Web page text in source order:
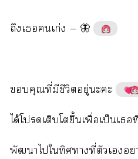
​​​ก่​—​🦋
​ี่​​ี​ู่​​
ได้​​​​ึ้​ื่​ป็
​​​​​ี่​